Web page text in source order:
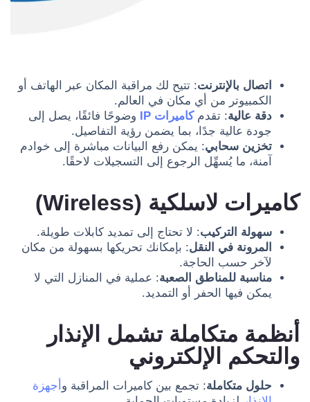
اتصال بالإنترنت: تتيح لك مراقبة المكان عبر الهاتف أو
الكمبيوتر من أي مكان في العالم.
دقة عالية: تقدمكاميرات IP
وضوحًا فائقًا، يصل إلى
جودة عالية جدًا، بما يضمن رؤية التفاصيل.
تخزين سحابي: يمكن رفع البيانات مباشرة إلى خوادم
آمنة، ما يُسهِّل الرجوع إلى التسجيلات لاحقًا.
كاميرات لاسلكية (Wireless)
سهولة التركيب: لا تحتاج إلى تمديد كابلات طويلة.
المرونة في النقل: بإمكانك تحريكها بسهولة من مكان
لآخر حسب الحاجة.
مناسبة للمناطق الصعبة: عملية في المنازل التي لا
يمكن فيها الحفر أو التمديد.
أنظمة متكاملة تشمل الإنذار
والتحكم الإلكتروني
حلول متكاملة: تجمع بين كاميرات المراقبة و أجهزة